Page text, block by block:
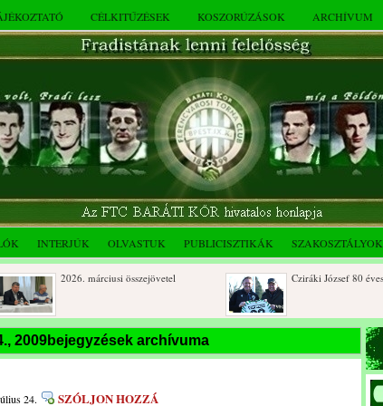
CÉLKITŰZÉSEK KOSZORÚZÁSOK ARCHÍVUM
INTERJÚK OLVASTUK PUBLICISZTIKÁK SZAKOSZTÁLYOK
2026. márciusi összejövetel Cziráki József 80 éves
Rendkívüli közgyűlés és a 2025.
novemberi összejövetel
Dálnoki József 90 éves
2009bejegyzések archívuma
24. SZÓLJON HOZZÁ